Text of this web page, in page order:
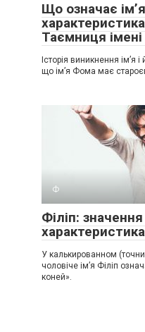
Що означає
Таємниця
Історія виникнення ім’я
що ім’я Фома має
Ф
Філіп:
У калькированном
чоловіче ім’я Філіп
коней».